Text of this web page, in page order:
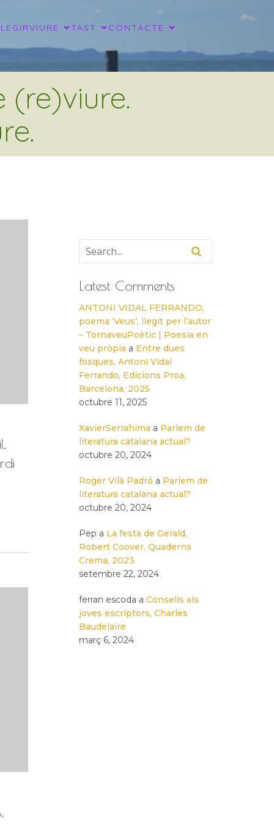
VIURE TAST CONTACTE
(re)viure.
Latest Comments
ANTONI VIDAL FERRANDO,
poema ‘Veus’, llegit per l’autor
– TornaveuPoètic | Poesia en
veu pròpia a Entre dues
fosques, Antoni Vidal
Ferrando, Edicions Proa,
Barcelona, 2025
octubre 11, 2025
XavierSerrahima a Parlem de
literatura catalana actual?
octubre 20, 2024
Roger Vilà Padró a Parlem de
literatura catalana actual?
octubre 20, 2024
Pep a La festa de Gerald,
Robert Coover, Quaderns
Crema, 2023
setembre 22, 2024
ferran escoda a Consells als
joves escriptors, Charles
Baudelaire
març 6, 2024